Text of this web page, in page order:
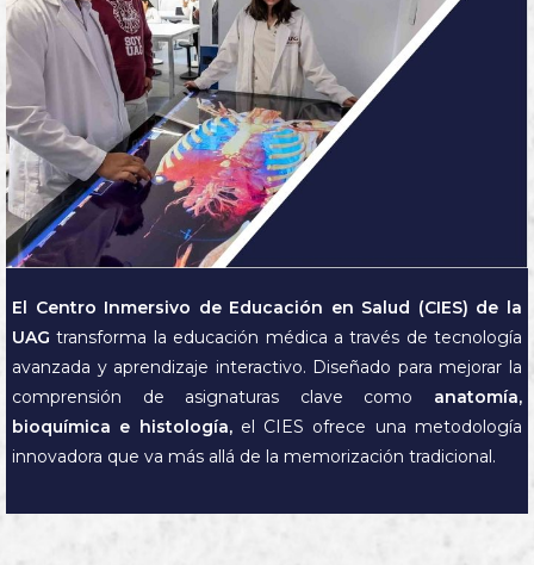
El Centro Inmersivo de Educación en Salud (CIES) de la
UAG transforma la educación médica a través de tecnología
avanzada y aprendizaje interactivo. Diseñado para mejorar la
comprensión de asignaturas clave como anatomía,
bioquímica e histología,el CIES ofrece una metodología
innovadora que va más allá de la memorización tradicional.